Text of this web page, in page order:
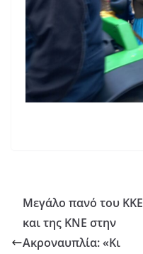
Μεγάλο πανό του ΚΚΕ
και της ΚΝΕ στην
Ακροναυπλία: «Κι